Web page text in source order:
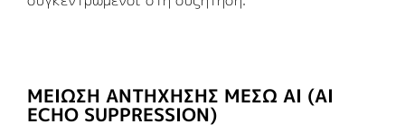
ΜΕΊΩΣΗ ΑΝΤΉΧΗΣΗΣ ΜΈΣΩ AI (AI
ECHO SUPPRESSION)